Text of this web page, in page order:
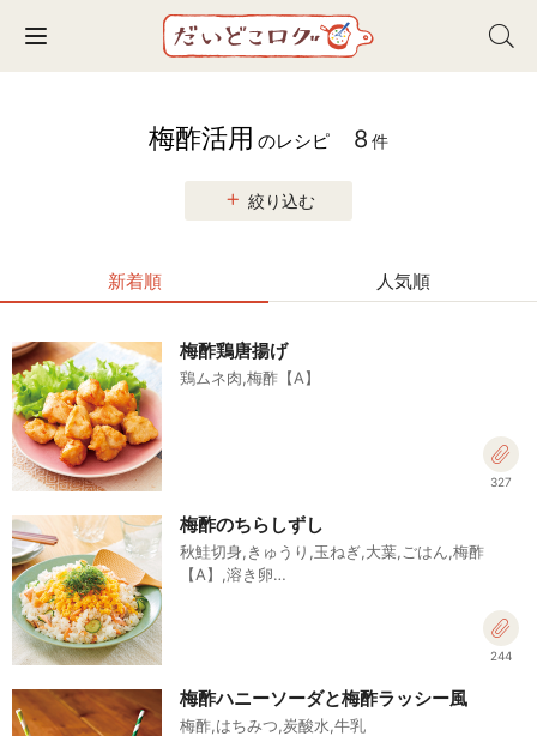
Toggle navigation
梅酢活用 のレシピ 8 件
絞り込む
新着順 人気順
梅酢鶏唐揚げ
鶏ムネ肉,梅酢【A】
327
梅酢のちらしずし
秋鮭切身,きゅうり,玉ねぎ,大葉,ごはん,梅酢
【A】,溶き卵…
244
梅酢ハニーソーダと梅酢ラッシー風
梅酢,はちみつ,炭酸水,牛乳